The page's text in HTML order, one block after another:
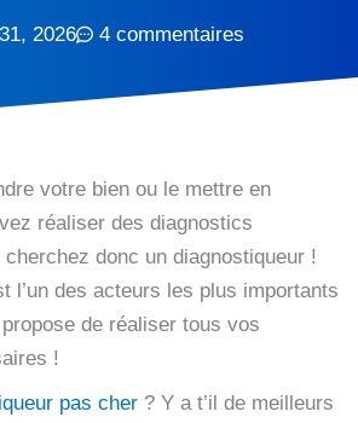
2026 4 commentaires
votre bien ou le mettre en
réaliser des diagnostics
donc un diagnostiqueur !
l’un des acteurs les plus importants
de réaliser tous vos
!
pas cher ? Y a t’il de meilleurs